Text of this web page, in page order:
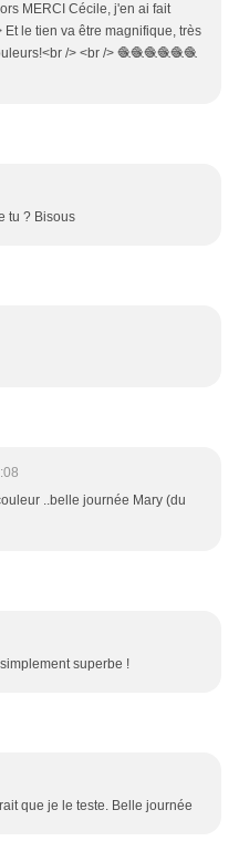
MERCI Cécile, j'en ai fait
Et le tien va être magnifique, très
/> <br /> 🧶🧶🧶🧶🧶🧶
tu ? Bisous
..belle journée Mary (du
superbe !
que je le teste. Belle journée